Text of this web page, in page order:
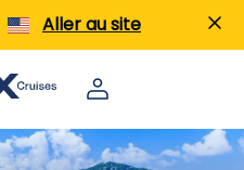
Aller au site